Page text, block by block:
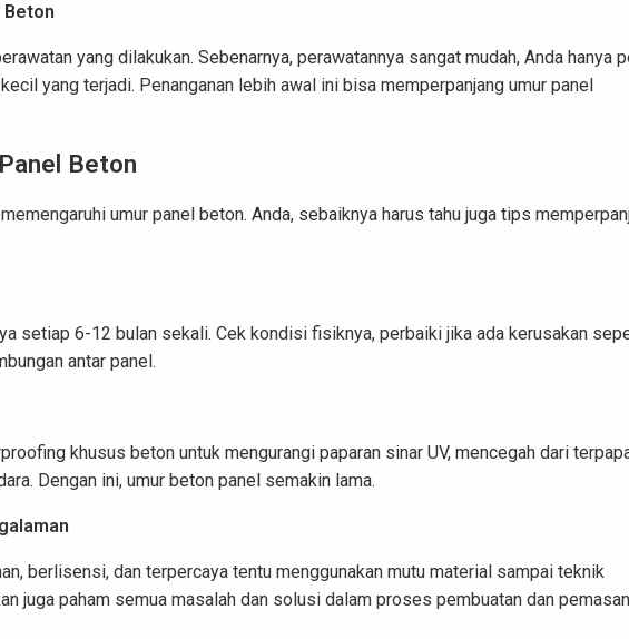
Beton
yang dilakukan. Sebenarnya, perawatannya sangat mudah, Anda hanya
yang terjadi. Penanganan lebih awal ini bisa memperpanjang umur panel
Beton
umur panel beton. Anda, sebaiknya harus tahu juga tips
setiap 6-12 bulan sekali. Cek kondisi fisiknya, perbaiki jika ada kerusakan
antar panel.
khusus beton untuk mengurangi paparan sinar UV, mencegah dari
Dengan ini, umur beton panel semakin lama.
berlisensi, dan terpercaya tentu menggunakan mutu material sampai teknik
juga paham semua masalah dan solusi dalam proses pembuatan dan